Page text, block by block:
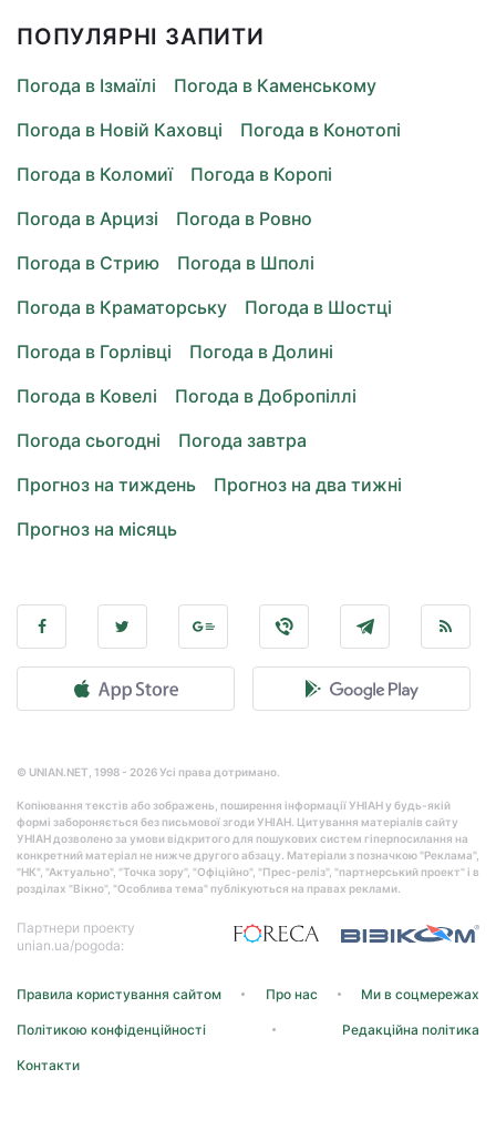
ПОПУЛЯРНІ ЗАПИТИ
Погода в Ізмаїлі
Погода в Каменському
Погода в Новій Каховці
Погода в Конотопі
Погода в Коломиї
Погода в Коропі
Погода в Арцизі
Погода в Ровно
Погода в Стрию
Погода в Шполі
Погода в Краматорську
Погода в Шостці
Погода в Горлівці
Погода в Долині
Погода в Ковелі
Погода в Добропіллі
Погода сьогодні
Погода завтра
Прогноз на тиждень
Прогноз на два тижні
Прогноз на місяць
© UNIAN.NET, 1998 - 2026 Усі права дотримано.
Копіювання текстів або зображень, поширення інформації УНІАН у будь-якій
формі забороняється без письмової згоди УНІАН. Цитування матеріалів сайту
УНІАН дозволено за умови відкритого для пошукових систем гіперпосилання на
конкретний матеріал не нижче другого абзацу. Матеріали з позначкою "Реклама",
"НК", "Актуально", "Точка зору", "Офіційно", "Прес-реліз", "партнерський проект" і в
розділах "Вікно", "Особлива тема" публікуються на правах реклами.
Партнери проекту
unian.ua/pogoda:
Правила користування сайтом Про нас Ми в соцмережах
Політикою конфіденційності Редакційна політика
Контакти